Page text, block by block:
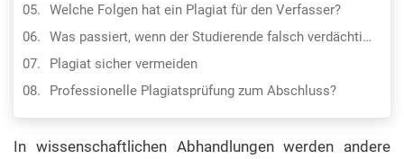
Welche Folgen hat ein Plagiat für den Verfasser?
Was passiert, wenn der Studierende falsch verdächtigt wird?
Plagiat sicher vermeiden
Professionelle Plagiatsprüfung zum Abschluss?
In wissenschaftlichen Abhandlungen werden andere